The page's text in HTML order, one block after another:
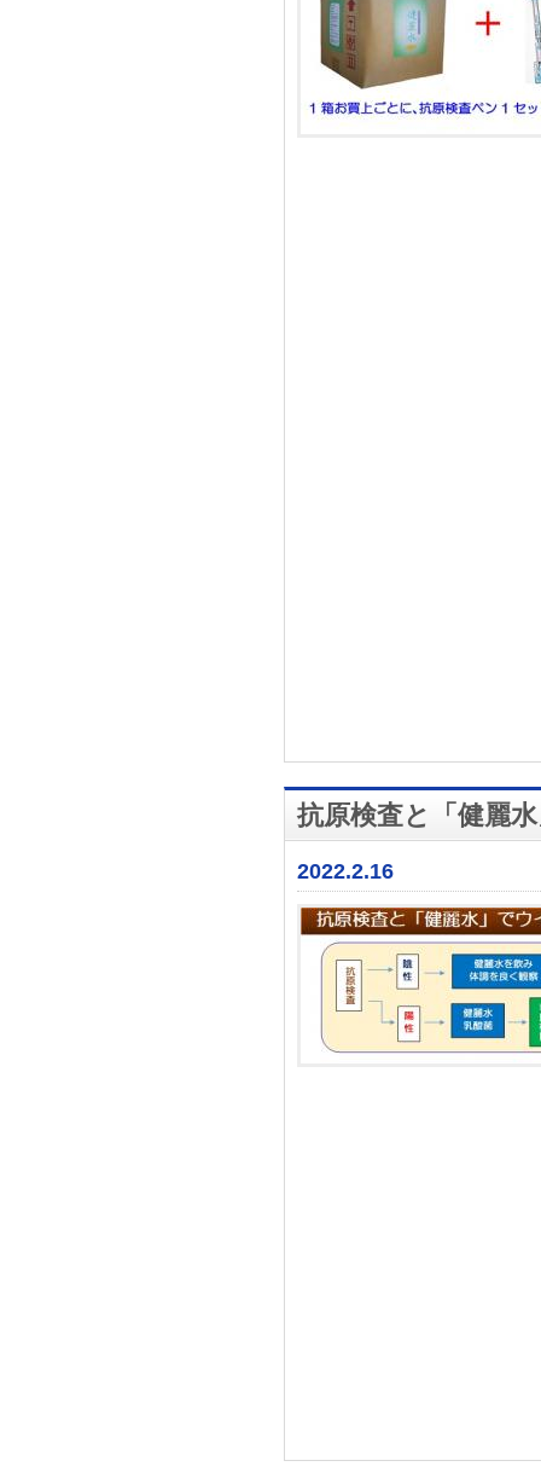
抗原検査と「健麗
2022.2.16